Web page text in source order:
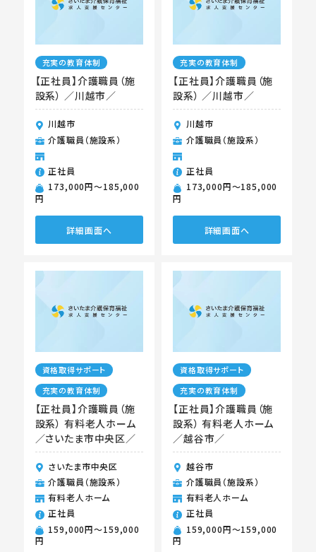
充実の教育体制
【正社員】介護職員（施
設系） ／川越市／
川越市
介護職員（施設系）
正社員
173,000円〜185,000
円
詳細画面へ
充実の教育体制
【正社員】介護職員（施
設系） ／川越市／
川越市
介護職員（施設系）
正社員
173,000円〜185,000
円
詳細画面へ
資格取得サポート
充実の教育体制
【正社員】介護職員（施
設系） 有料老人ホーム
／さいたま市中央区／
さいたま市中央区
介護職員（施設系）
有料老人ホーム
正社員
159,000円〜159,000
円
資格取得サポート
充実の教育体制
【正社員】介護職員（施
設系） 有料老人ホーム
／越谷市／
越谷市
介護職員（施設系）
有料老人ホーム
正社員
159,000円〜159,000
円